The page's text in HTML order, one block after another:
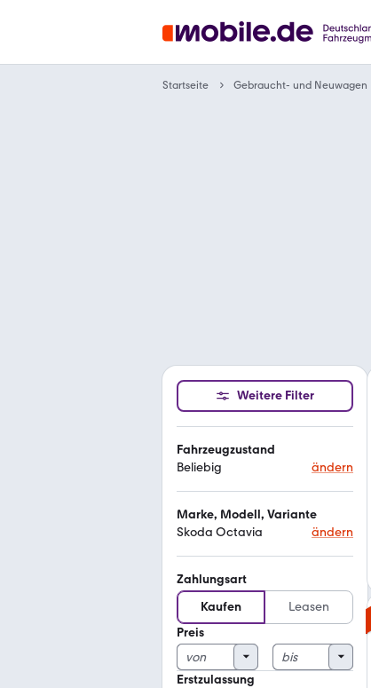
Startseite Gebraucht- und Neuwagen
Weitere Filter
Fahrzeugzustand
Beliebig
ändern
Marke, Modell, Variante
Skoda Octavia
ändern
Zahlungsart
Kaufen
Leasen
Preis
Erstzulassung